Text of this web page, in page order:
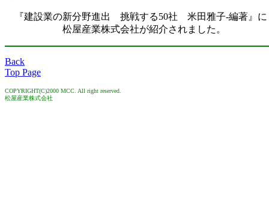
『建設業の新分野進出 挑戦する50社 米田雅子-編著』に
松屋産業株式会社が紹介されました。
Back
Top Page
COPYRIGHT(C)2000 MCC. All right reserved.
松屋産業株式会社